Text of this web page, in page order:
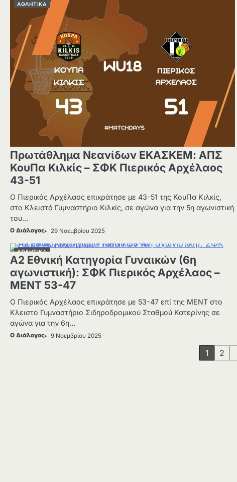
ΑΘΛΗΤΙΚΑ
Πρωτάθλημα Νεανίδων ΕΚΑΣΚΕΜ: ΑΠΣ
ΚουΠα Κιλκίς – ΣΦΚ Πιερικός Αρχέλαος
43-51
Ο Πιερικός Αρχέλαος επικράτησε με 43-51 της ΚουΠα Κιλκίς,
στο Κλειστό Γυμναστήριο Κιλκίς, σε αγώνα για την 5η αγωνιστική
του…
Ο Διάλογος 29 Νοεμβρίου 2025
ΑΘΛΗΤΙΚΑ
Α2 Εθνική Κατηγορία Γυναικών (6η
αγωνιστική): ΣΦΚ Πιερικός Αρχέλαος –
ΜΕΝΤ 53-47
Ο Πιερικός Αρχέλαος επικράτησε με 53-47 επί της ΜΕΝΤ στο
Κλειστό Γυμναστήριο Σιδηροδρομικού Σταθμού Κατερίνης σε
αγώνα για την 6η…
Ο Διάλογος 9 Νοεμβρίου 2025
1 2